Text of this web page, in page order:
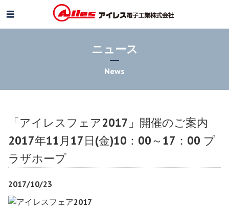
ニュース
News
「アイレスフェア2017」開催のご案内
2017年11月17日(金)10：00～17：00 プ
ラザホープ
2017/10/23